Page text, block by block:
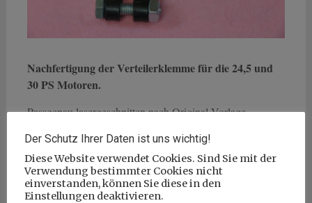
Nachfertigung der Verteilerklemme für die 24,5 und
30 PS Motoren.
Passgenau lasergeschnitten nach Original-Vorlage.
18 Euro incl. Versand
Der Schutz Ihrer Daten ist uns wichtig!
Diese Website verwendet Cookies. Sind Sie mit der
Verwendung bestimmter Cookies nicht
einverstanden, können Sie diese in den
Einstellungen deaktivieren.